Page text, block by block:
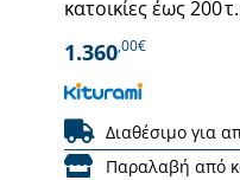
κατοικίες έως 200
1.360,00€
Διαθέσιμο για
Παραλαβή από